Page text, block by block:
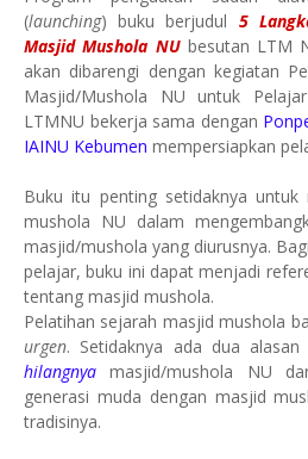
(launching) buku berjudul 5
Masjid Mushola NUbesutan LTM
akan dibarengi dengan kegiatan
Masjid/Mushola NU untuk
LTMNU bekerja sama dengan
IAINU Kebumen mempersiapkan
Buku itu penting setidaknya
mushola NU dalam
masjid/mushola yang diurusnya.
pelajar, buku ini dapat menjadi
tentang masjid mushola.
Pelatihan sejarah masjid mushola
urgen. Setidaknya ada dua alasan
hilangnya masjid/mushola NU
generasi muda dengan masjid
tradisinya.